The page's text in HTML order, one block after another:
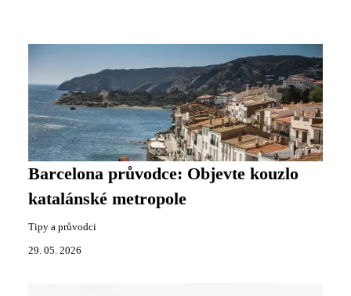
Barcelona průvodce: Objevte kouzlo
katalánské metropole
Tipy a průvodci
29. 05. 2026